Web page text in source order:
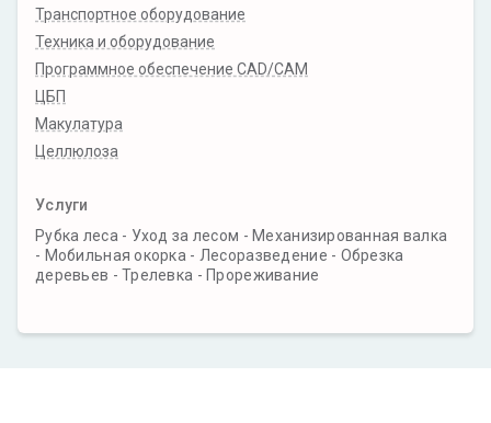
Транспортное оборудование
Техника и оборудование
Программное обеспечение CAD/CAM
ЦБП
Макулатура
Целлюлоза
Услуги
Рубка леса - Уход за лесом - Механизированная валка
- Мобильная окорка - Лесоразведение - Обрезка
деревьев - Трелевка - Прореживание